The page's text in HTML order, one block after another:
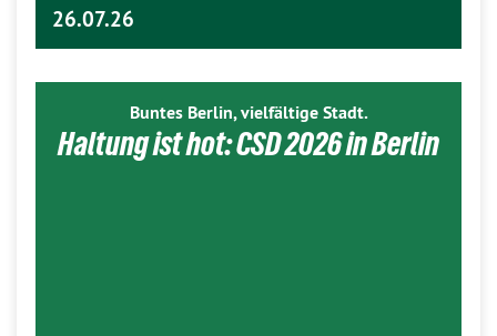
26.07.26
Buntes Berlin, vielfältige Stadt.
Haltung ist hot: CSD 2026 in Berlin